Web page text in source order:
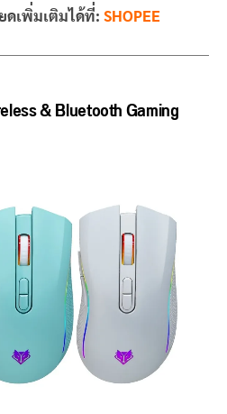
ดเพิ่มเติมได้ที่: SHOPEE
& Bluetooth Gaming